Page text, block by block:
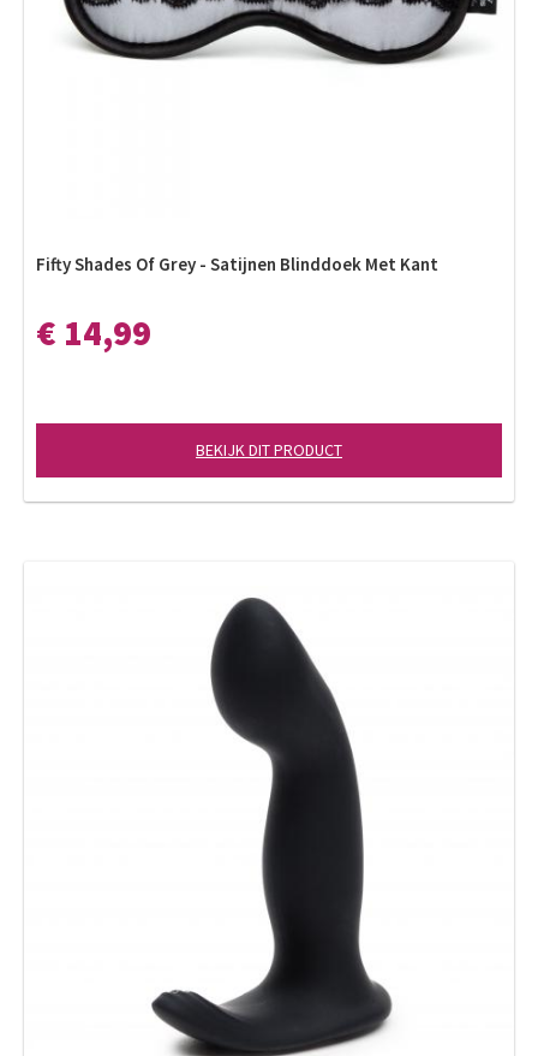
Fifty Shades Of Grey - Satijnen Blinddoek Met Kant
€ 14,99
BEKIJK DIT PRODUCT